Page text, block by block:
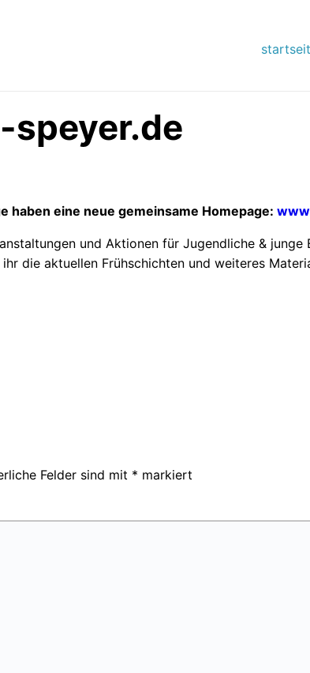
haben eine neue gemeinsame Homepage:
und Aktionen für Jugendliche &
die aktuellen Frühschichten und weiteres
Felder sind mit * markiert